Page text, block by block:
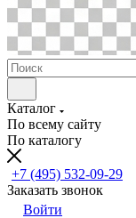
Каталог
По всему сайту
По каталогу
+7 (495) 532-09-29
Заказать звонок
Войти